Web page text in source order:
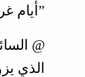
”أيام
@
الذي